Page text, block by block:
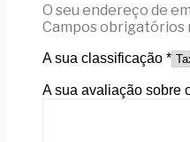
O seu endereço de
Campos obrigatórios
A sua classificação *
A sua avaliação sobre